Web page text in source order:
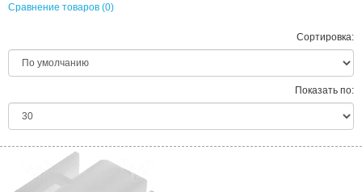
Сравнение товаров (0)
Сортировка:
Показать по: